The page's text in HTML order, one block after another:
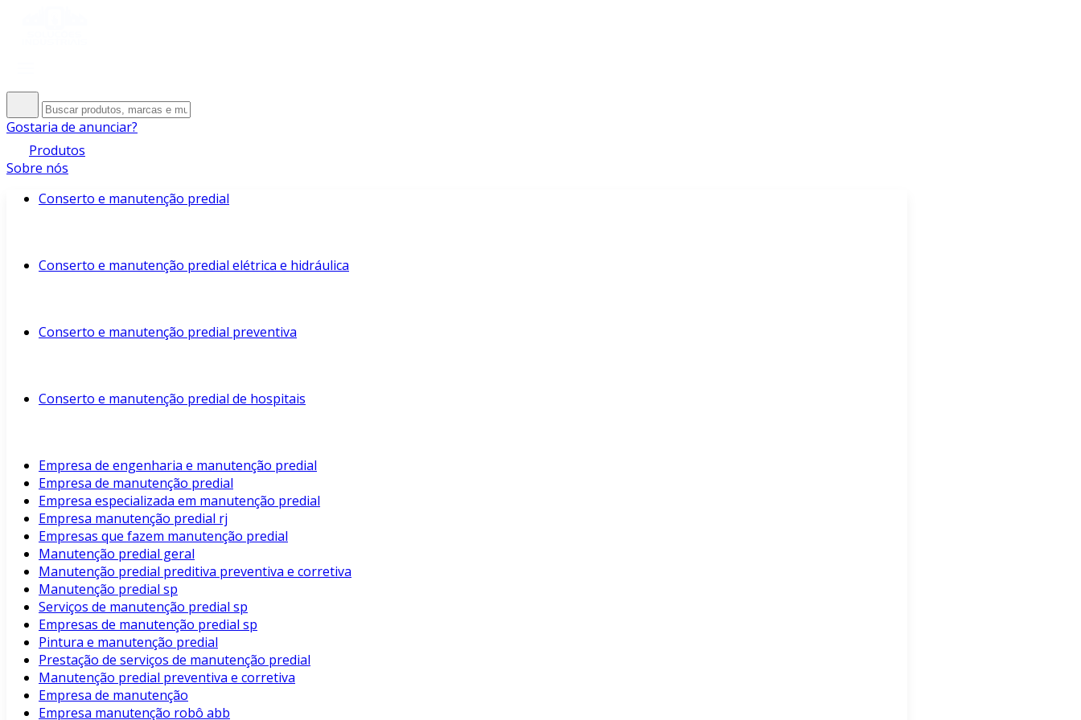
Gostaria de anunciar?
Produtos
Sobre nós
Conserto e manutenção predial
Conserto e manutenção predial elétrica e hidráulica
Conserto e manutenção predial preventiva
Conserto e manutenção predial de hospitais
Empresa de engenharia e manutenção predial
Empresa de manutenção predial
Empresa especializada em manutenção predial
Empresa manutenção predial rj
Empresas que fazem manutenção predial
Manutenção predial geral
Manutenção predial preditiva preventiva e corretiva
Manutenção predial sp
Serviços de manutenção predial sp
Empresas de manutenção predial sp
Pintura e manutenção predial
Prestação de serviços de manutenção predial
Manutenção predial preventiva e corretiva
Empresa de manutenção
Empresa manutenção robô abb